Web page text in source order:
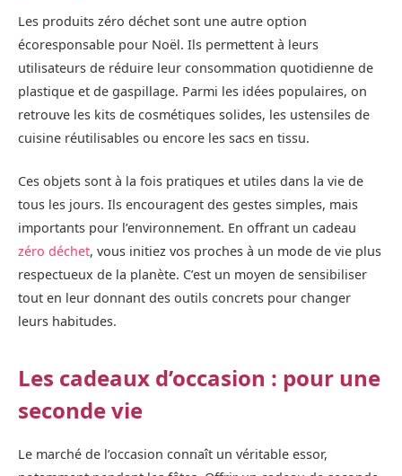
Les produits zéro déchet sont une autre option
écoresponsable pour Noël. Ils permettent à leurs
utilisateurs de réduire leur consommation quotidienne de
plastique et de gaspillage. Parmi les idées populaires, on
retrouve les kits de cosmétiques solides, les ustensiles de
cuisine réutilisables ou encore les sacs en tissu.
Ces objets sont à la fois pratiques et utiles dans la vie de
tous les jours. Ils encouragent des gestes simples, mais
importants pour l’environnement. En offrant un cadeau
zéro déchet, vous initiez vos proches à un mode de vie plus
respectueux de la planète. C’est un moyen de sensibiliser
tout en leur donnant des outils concrets pour changer
leurs habitudes.
Les cadeaux d’occasion : pour une
seconde vie
Le marché de l’occasion connaît un véritable essor,